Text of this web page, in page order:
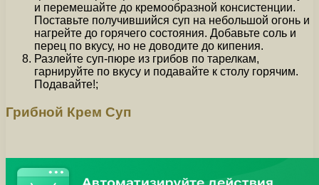
и перемешайте до кремообразной консистенции.
Поставьте получившийся суп на небольшой огонь и
нагрейте до горячего состояния. Добавьте соль и
перец по вкусу, но не доводите до кипения.
Разлейте суп-пюре из грибов по тарелкам,
гарнируйте по вкусу и подавайте к столу горячим.
Подавайте!;
Грибной Крем Суп